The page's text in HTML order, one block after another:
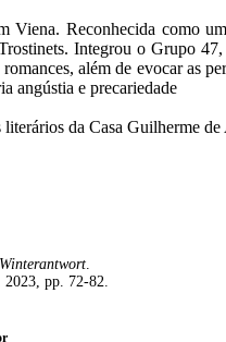
Reconhecida como
Integrou o Grupo
além de evocar as
angústia e precariedade
da Casa Guilherme
.
pp. 72-82.